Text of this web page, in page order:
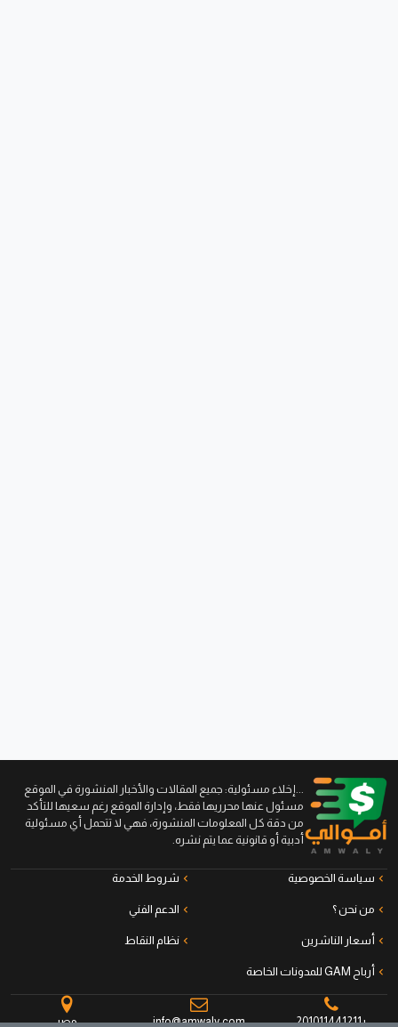
...إخلاء مسئولية: جميع المقالات والأخبار المنشورة في الموقع
مسئول عنها محرريها فقط، وإدارة الموقع رغم سعيها للتأكد
من دقة كل المعلومات المنشورة، فهي لا تتحمل أي مسئولية
أدبية أو قانونية عما يتم نشره.
سياسة الخصوصية شروط الخدمة
من نحن ؟ الدعم الفني
أسعار الناشرين نظام النقاط
أرباح GAM للمدونات الخاصة
+201011441211
info@amwaly.com مصر